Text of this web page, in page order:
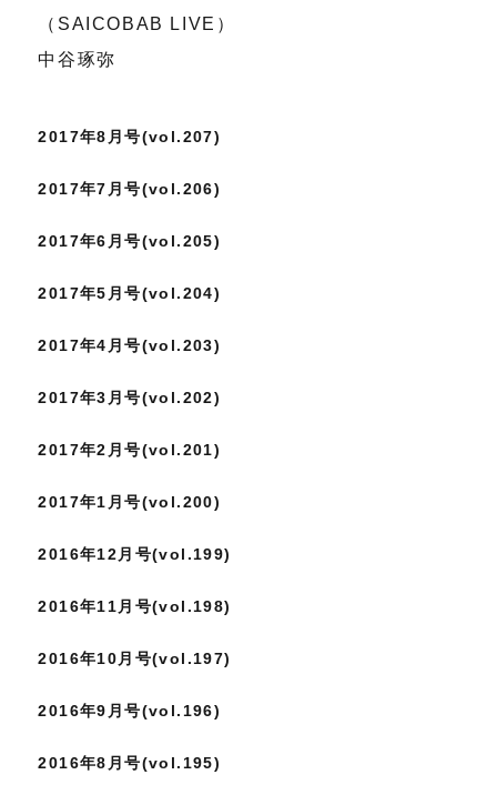
（SAICOBAB LIVE）
中谷琢弥
2017年8月号(vol.207)
2017年7月号(vol.206)
2017年6月号(vol.205)
2017年5月号(vol.204)
2017年4月号(vol.203)
2017年3月号(vol.202)
2017年2月号(vol.201)
2017年1月号(vol.200)
2016年12月号(vol.199)
2016年11月号(vol.198)
2016年10月号(vol.197)
2016年9月号(vol.196)
2016年8月号(vol.195)